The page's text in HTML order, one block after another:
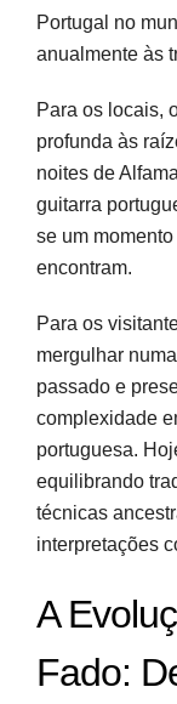
Portugal no
anualmente às
Para os locais,
profunda às
noites de
guitarra
se um
encontram.
Para os
mergulhar
passado e
complexidade
portuguesa.
equilibrando
técnicas
interpretações
A
Fado: